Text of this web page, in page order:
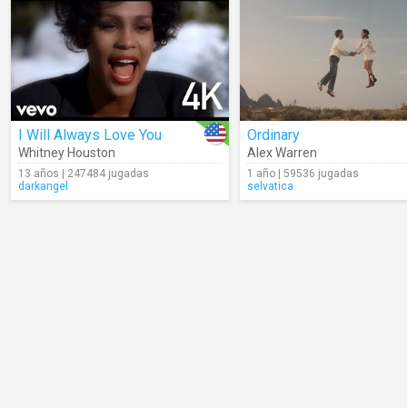
I Will Always Love You
Whitney Houston
13 años | 247484 jugadas
darkangel
Ordinary
Alex Warren
1 año | 59536 jugadas
selvatica